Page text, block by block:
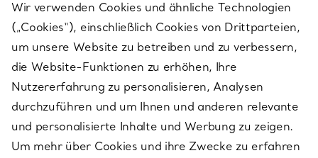
MEHR ANSEHEN
ZURÜCK ZUM SEITENANFANG
Wir verwenden Cookies und ähnliche Technologien
(„Cookies“), einschließlich Cookies von Drittparteien,
um unsere Website zu betreiben und zu verbessern,
die Website-Funktionen zu erhöhen, Ihre
Nutzererfahrung zu personalisieren, Analysen
durchzuführen und um Ihnen und anderen relevante
und personalisierte Inhalte und Werbung zu zeigen.
Um mehr über Cookies und ihre Zwecke zu erfahren